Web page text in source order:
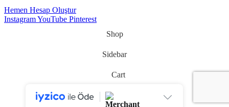
Hemen Hesap Oluştur
InstagramYouTube Pinterest
Shop
Sidebar
Cart
My account